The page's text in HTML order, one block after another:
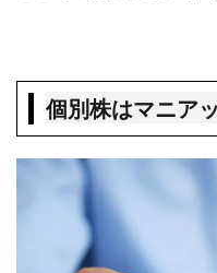
個別株はマニア